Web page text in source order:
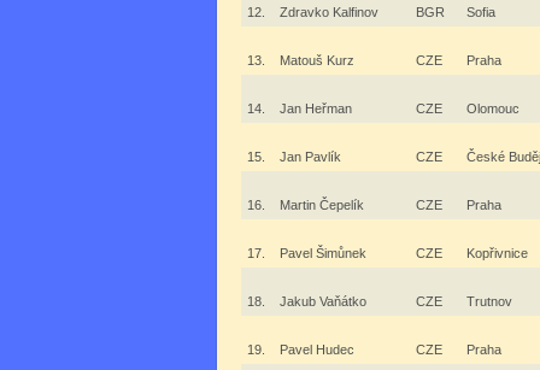
12. Zdravko Kalfinov BGR Sofia
13. Matouš Kurz CZE Praha
14. Jan Heřman CZE Olomouc
15. Jan Pavlík CZE České
16. Martin Čepelík CZE Praha
17. Pavel Šimůnek CZE Kopřivnice
18. Jakub Vaňátko CZE Trutnov
19. Pavel Hudec CZE Praha